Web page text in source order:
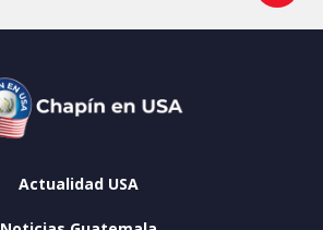
Actualidad USA